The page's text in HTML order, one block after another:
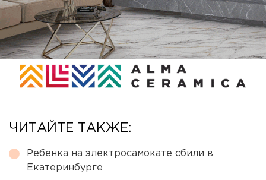
ЧИТАЙТЕ ТАКЖЕ:
Ребенка на электросамокате сбили в
Екатеринбурге